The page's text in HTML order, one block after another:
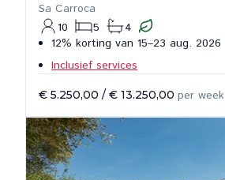
Sa Carroca
10
5
4
12% korting van 15–23 aug. 2026
Inclusief services
€ 5.250,00 / € 13.250,00 per week